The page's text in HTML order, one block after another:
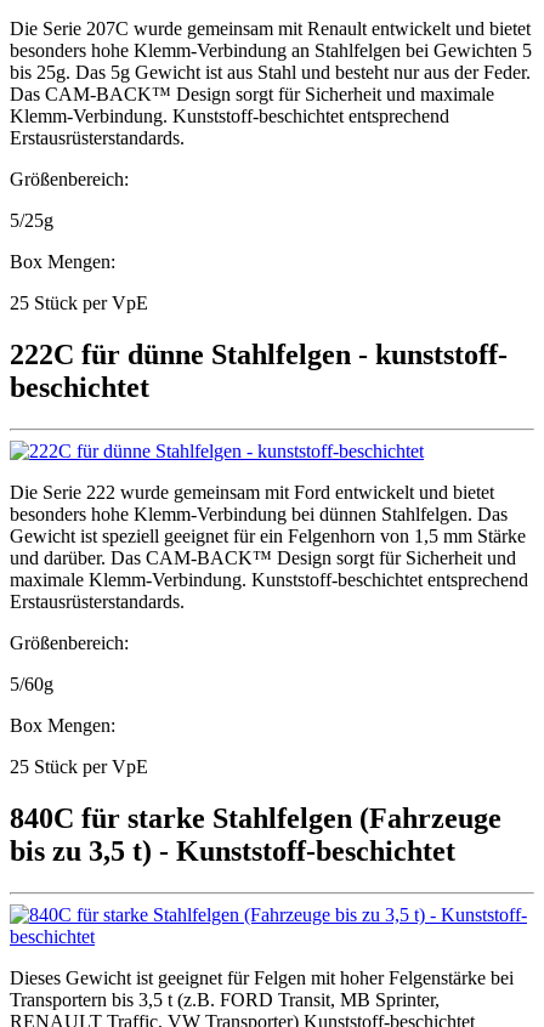
Die Serie 207C wurde gemeinsam mit Renault entwickelt und bietet
besonders hohe Klemm-Verbindung an Stahlfelgen bei Gewichten 5
bis 25g. Das 5g Gewicht ist aus Stahl und besteht nur aus der Feder.
Das CAM-BACK™ Design sorgt für Sicherheit und maximale
Klemm-Verbindung. Kunststoff-beschichtet entsprechend
Erstausrüsterstandards.
Größenbereich:
5/25g
Box Mengen:
25 Stück per VpE
222C für dünne Stahlfelgen - kunststoff-
beschichtet
Die Serie 222 wurde gemeinsam mit Ford entwickelt und bietet
besonders hohe Klemm-Verbindung bei dünnen Stahlfelgen. Das
Gewicht ist speziell geeignet für ein Felgenhorn von 1,5 mm Stärke
und darüber. Das CAM-BACK™ Design sorgt für Sicherheit und
maximale Klemm-Verbindung. Kunststoff-beschichtet entsprechend
Erstausrüsterstandards.
Größenbereich:
5/60g
Box Mengen:
25 Stück per VpE
840C für starke Stahlfelgen (Fahrzeuge
bis zu 3,5 t) - Kunststoff-beschichtet
Dieses Gewicht ist geeignet für Felgen mit hoher Felgenstärke bei
Transportern bis 3,5 t (z.B. FORD Transit, MB Sprinter,
RENAULT Traffic, VW Transporter) Kunststoff-beschichtet